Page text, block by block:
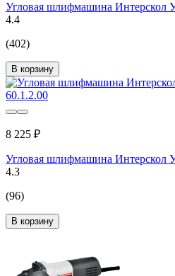
Угловая шлифмашина
4.4
(402)
В корзину
8 225 ₽
Угловая шлифмашина
4.3
(96)
В корзину